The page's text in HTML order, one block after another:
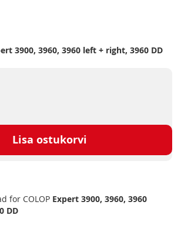
3900, 3960, 3960 left + right, 3960 DD
Lisa ostukorvi
for COLOP Expert 3900, 3960, 3960
DD